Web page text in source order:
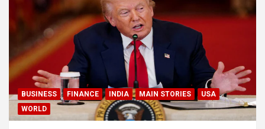
BUSINESS FINANCE INDIA MAIN STORIES
USA
WORLD